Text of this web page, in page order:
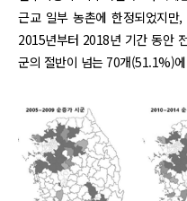
근교 일부 농촌에 한정되었지만
2015년부터 2018년 기간 동안
군의 절반이 넘는 70개(51.1%)